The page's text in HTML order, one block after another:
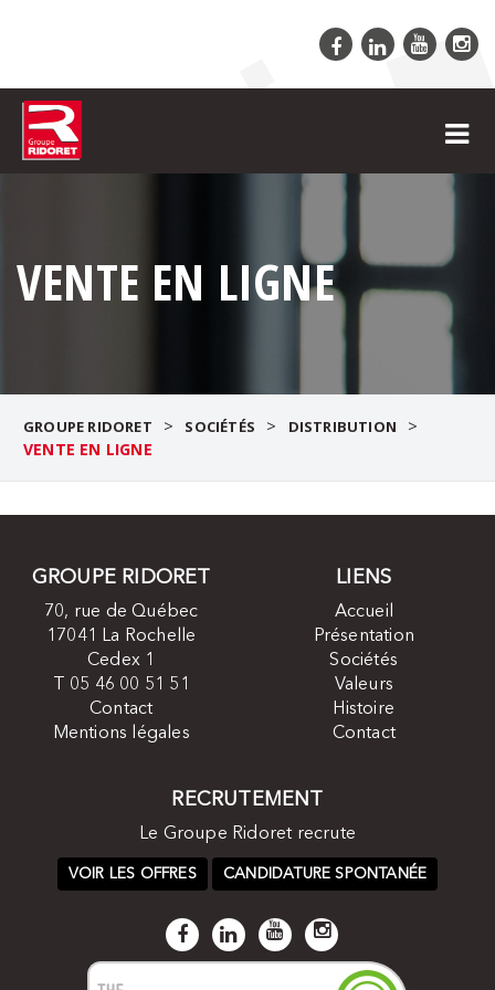
VENTE EN LIGNE
GROUPE RIDORET > SOCIÉTÉS > DISTRIBUTION >
VENTE EN LIGNE
GROUPE RIDORET
70, rue de Québec
17041 La Rochelle
Cedex 1
T 05 46 00 51 51
Contact
Mentions légales
LIENS
Accueil
Présentation
Sociétés
Valeurs
Histoire
Contact
RECRUTEMENT
Le Groupe Ridoret recrute
VOIR LES OFFRES CANDIDATURE SPONTANÉE